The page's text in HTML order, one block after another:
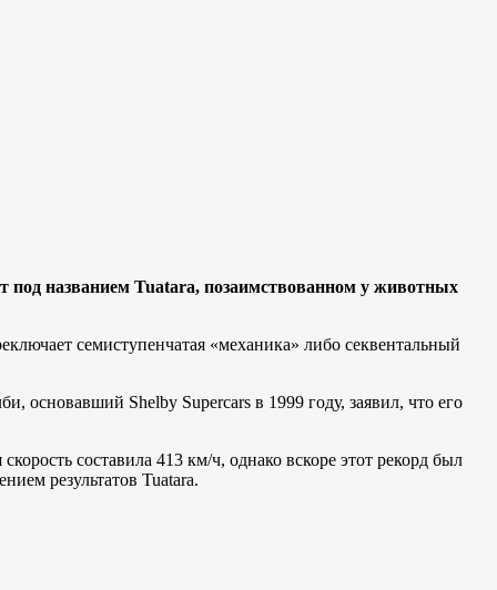
под названием Tuatara, позаимствованном у животных
семиступенчатая «механика» либо секвентальный
Shelby Supercars в 1999 году, заявил, что его
составила 413 км/ч, однако вскоре этот рекорд был
результатов Tuatara.